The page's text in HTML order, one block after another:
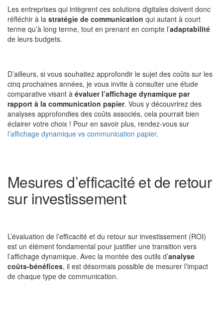
Les entreprises qui intègrent ces solutions digitales doivent donc
réfléchir à la stratégie de communication qui autant à court
terme qu’à long terme, tout en prenant en compte l’adaptabilité
de leurs budgets.
D’ailleurs, si vous souhaitez approfondir le sujet des coûts sur les
cinq prochaines années, je vous invite à consulter une étude
comparative visant à évaluer l’affichage dynamique par
rapport à la communication papier. Vous y découvrirez des
analyses approfondies des coûts associés, cela pourrait bien
éclairer votre choix ! Pour en savoir plus, rendez-vous sur
l’affichage dynamique vs communication papier.
Mesures d’efficacité et de retour
sur investissement
L’évaluation de l’efficacité et du retour sur investissement (ROI)
est un élément fondamental pour justifier une transition vers
l’affichage dynamique. Avec la montée des outils d’analyse
coûts-bénéfices, il est désormais possible de mesurer l’impact
de chaque type de communication.